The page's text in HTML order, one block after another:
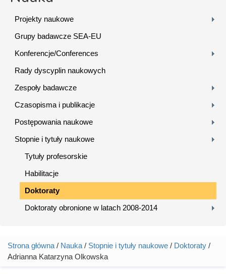
Projekty naukowe
Grupy badawcze SEA-EU
Konferencje/Conferences
Rady dyscyplin naukowych
Zespoły badawcze
Czasopisma i publikacje
Postępowania naukowe
Stopnie i tytuły naukowe
Tytuły profesorskie
Habilitacje
Doktoraty
Doktoraty obronione w latach 2008-2014
Jesteś tutaj
Strona główna / Nauka / Stopnie i tytuły naukowe / Doktoraty /
Adrianna Katarzyna Olkowska